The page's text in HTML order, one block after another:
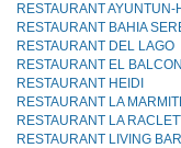
RESTAURANT AYUNTUN-
RESTAURANT BAHIA
RESTAURANT DEL LAGO
RESTAURANT EL BALCON
RESTAURANT HEIDI
RESTAURANT LA
RESTAURANT LA
RESTAURANT LIVING